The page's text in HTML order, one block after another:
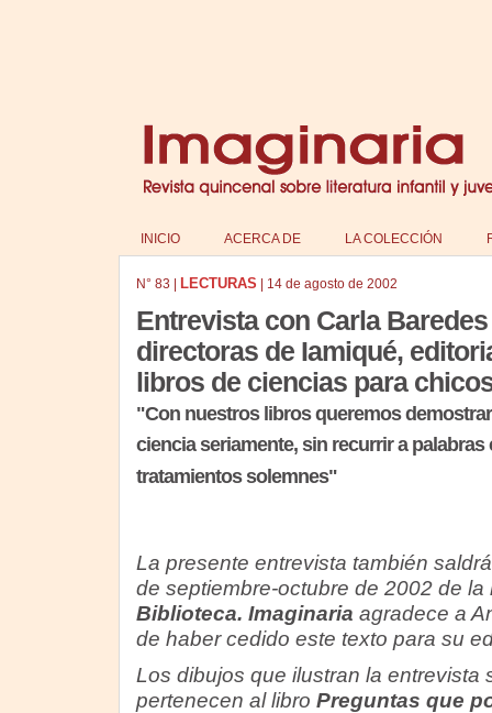
INICIO ACERCA DE LA COLECCIÓN
N° 83 LECTURAS 14 de agosto de 2002
Entrevista con Carla
directoras de Iamiqué,
libros de ciencias para
"Con nuestros libros queremos
ciencia seriamente, sin recurrir a palabras
tratamientos solemnes"
La presente entrevista también
de septiembre-octubre de 2002 de
Biblioteca. Imaginaria agradece a
de haber cedido este texto para su
Los dibujos que ilustran la entrevista
pertenecen al libro Preguntas que